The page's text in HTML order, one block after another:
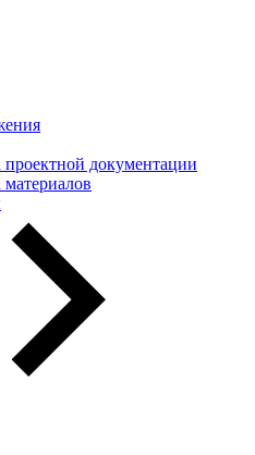
проектной документации